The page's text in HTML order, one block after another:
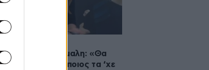
η Αναστασία Γιάμαλη: «Θα
σοβαρά τώρα ποιος τα ‘χε